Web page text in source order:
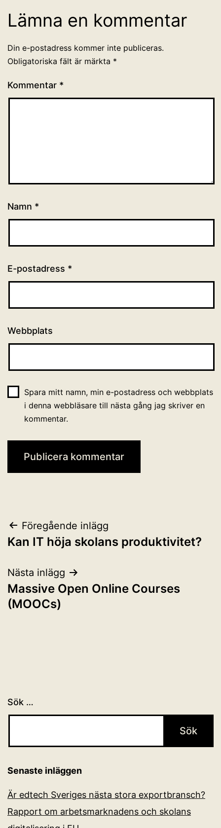
Lämna en kommentar
Din e-postadress kommer inte publiceras.
Obligatoriska fält är märkta *
Kommentar *
Namn *
E-postadress *
Webbplats
Spara mitt namn, min e-postadress och webbplats
i denna webbläsare till nästa gång jag skriver en
kommentar.
Inläggsnavigering
Föregående inlägg
Kan IT höja skolans produktivitet?
Nästa inlägg
Massive Open Online Courses
(MOOCs)
Sök …
Senaste inläggen
Är edtech Sveriges nästa stora exportbransch?
Rapport om arbetsmarknadens och skolans